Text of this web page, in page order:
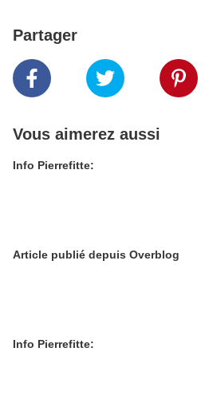
Partager
Vous aimerez aussi
Info Pierrefitte:
Article publié depuis Overblog
Info Pierrefitte: